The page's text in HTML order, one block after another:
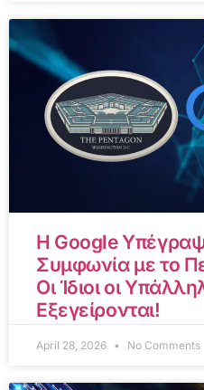
Η Google
Συμφωνία με το
Οι Ίδιοι οι
Εξεγείρονται!
April 28, 2026 No Comments